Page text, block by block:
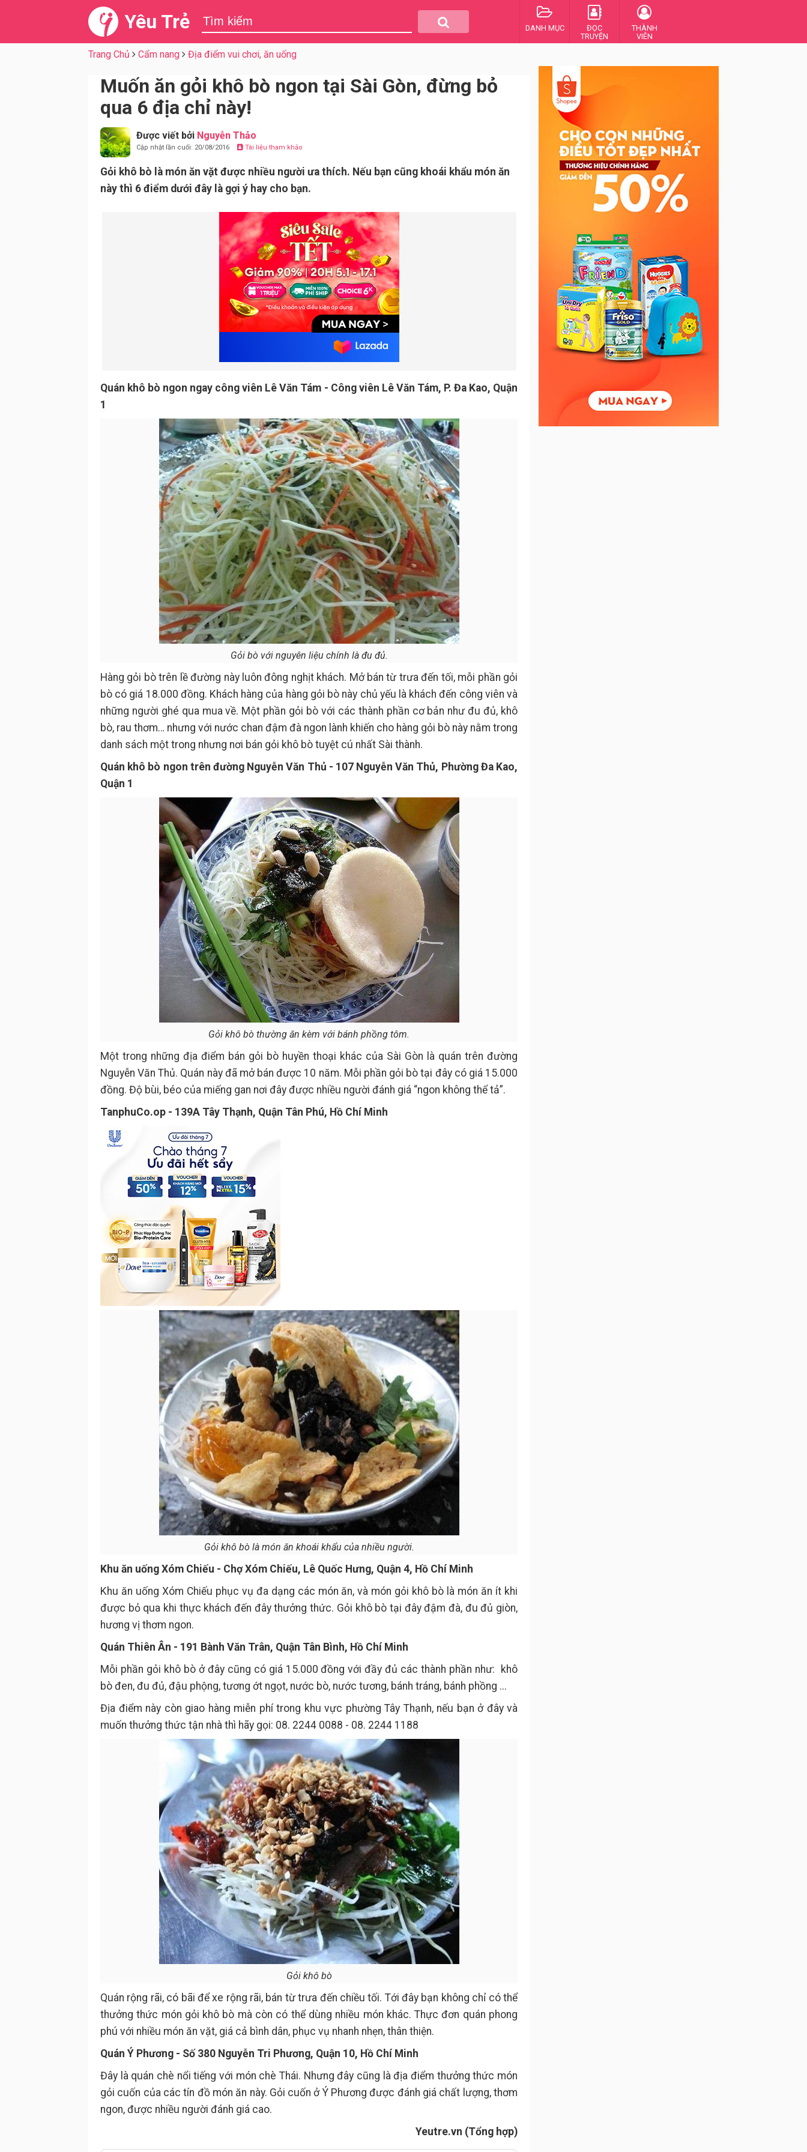
Yêu Trẻ DANH MỤC
ĐỌC
TRUYỆN
THÀNH
VIÊN
Trang Chủ Cẩm nang Địa điểm vui chơi, ăn uống
Muốn ăn gỏi khô bò ngon tại Sài Gòn, đừng bỏ
qua 6 địa chỉ này!
Được viết bởi Nguyễn Thảo
Cập nhật lần cuối: 20/08/2016 Tài liệu tham khảo
Gỏi khô bò là món ăn vặt được nhiều người ưa thích. Nếu bạn cũng khoái khẩu món ăn
này thì 6 điểm dưới đây là gợi ý hay cho bạn.
Quán khô bò ngon ngay công viên Lê Văn Tám - Công viên Lê Văn Tám, P. Đa Kao, Quận
1
Gỏi bò với nguyên liệu chính là đu đủ.
Hàng gỏi bò trên lề đường này luôn đông nghịt khách. Mở bán từ trưa đến tối, mỗi phần gỏi
bò có giá 18.000 đồng. Khách hàng của hàng gỏi bò này chủ yếu là khách đến công viên và
những người ghé qua mua về. Một phần gỏi bò với các thành phần cơ bản như đu đủ, khô
bò, rau thơm… nhưng với nước chan đậm đà ngon lành khiến cho hàng gỏi bò này nằm trong
danh sách một trong nhưng nơi bán gỏi khô bò tuyệt cú nhất Sài thành.
Quán khô bò ngon trên đường Nguyễn Văn Thủ - 107 Nguyễn Văn Thủ, Phường Đa Kao,
Quận 1
Gỏi khô bò thường ăn kèm với bánh phồng tôm.
Một trong những địa điểm bán gỏi bò huyền thoại khác của Sài Gòn là quán trên đường
Nguyễn Văn Thủ. Quán này đã mở bán được 10 năm. Mỗi phần gỏi bò tại đây có giá 15.000
đồng. Độ bùi, béo của miếng gan nơi đây được nhiều người đánh giá “ngon không thể tả”.
TanphuCo.op - 139A Tây Thạnh, Quận Tân Phú, Hồ Chí Minh
Gỏi khô bò là món ăn khoái khẩu của nhiều người.
Khu ăn uống Xóm Chiếu - Chợ Xóm Chiếu, Lê Quốc Hưng, Quận 4, Hồ Chí Minh
Khu ăn uống Xóm Chiếu phục vụ đa dạng các món ăn, và món gỏi khô bò là món ăn ít khi
được bỏ qua khi thực khách đến đây thưởng thức. Gỏi khô bò tại đây đậm đà, đu đủ giòn,
hương vị thơm ngon.
Quán Thiên Ân - 191 Bành Văn Trân, Quận Tân Bình, Hồ Chí Minh
Mỗi phần gỏi khô bò ở đây cũng có giá 15.000 đồng với đầy đủ các thành phần như: khô
bò đen, đu đủ, đậu phộng, tương ớt ngọt, nước bò, nước tương, bánh tráng, bánh phồng ...
Địa điểm này còn giao hàng miễn phí trong khu vực phường Tây Thạnh, nếu bạn ở đây và
muốn thưởng thức tận nhà thì hãy gọi: 08. 2244 0088 - 08. 2244 1188
Gỏi khô bò
Quán rộng rãi, có bãi để xe rộng rãi, bán từ trưa đến chiều tối. Tới đây bạn không chỉ có thể
thưởng thức món gỏi khô bò mà còn có thể dùng nhiều món khác. Thực đơn quán phong
phú với nhiều món ăn vặt, giá cả bình dân, phục vụ nhanh nhẹn, thân thiện.
Quán Ý Phương - Số 380 Nguyễn Tri Phương, Quận 10, Hồ Chí Minh
Đây là quán chè nổi tiếng với món chè Thái. Nhưng đây cũng là địa điểm thưởng thức món
gỏi cuốn của các tín đồ món ăn này. Gỏi cuốn ở Ý Phương được đánh giá chất lượng, thơm
ngon, được nhiều người đánh giá cao.
Yeutre.vn (Tổng hợp)